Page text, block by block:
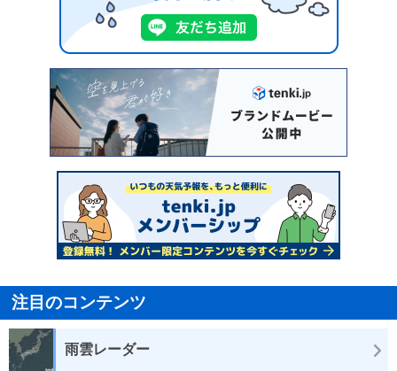
注目のコンテンツ
雨雲レーダー